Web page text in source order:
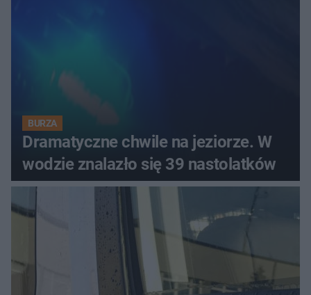
BURZA
Dramatyczne chwile na jeziorze. W
wodzie znalazło się 39 nastolatków